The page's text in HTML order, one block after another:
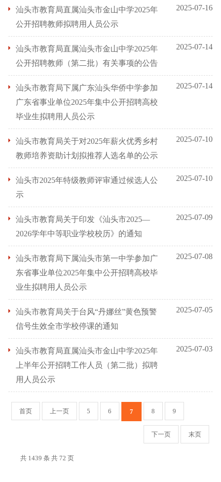
汕头市教育局直属汕头市金山中学2025年
公开招聘教师拟聘用人员公示
2025-07-16
汕头市教育局直属汕头市金山中学2025年
公开招聘教师（第二批）有关事项的公告
2025-07-14
汕头市教育局下属广东汕头华侨中学参加
广东省事业单位2025年集中公开招聘高校
毕业生拟聘用人员公示
2025-07-14
汕头市教育局关于对2025年薪火优秀乡村
教师培养资助计划拟推荐人选名单的公示
2025-07-10
汕头市2025年特级教师评审通过候选人公
示
2025-07-10
汕头市教育局关于印发《汕头市2025—
2026学年中等职业学校校历》的通知
2025-07-09
汕头市教育局下属汕头市第一中学参加广
东省事业单位2025年集中公开招聘高校毕
业生拟聘用人员公示
2025-07-08
汕头市教育局关于台风“丹娜丝”黄色预警
信号生效全市学校停课的通知
2025-07-05
汕头市教育局直属汕头市金山中学2025年
上半年公开招聘工作人员（第二批）拟聘
用人员公示
2025-07-03
首页 上一页 5 6 7 8 9
下一页 末页
共 1439 条 共 72 页